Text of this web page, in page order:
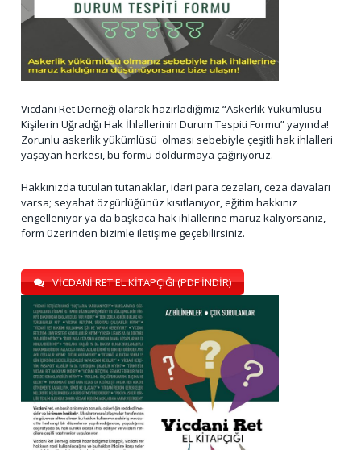
Vicdani Ret Derneği olarak hazırladığımız “Askerlik Yükümlüsü
Kişilerin Uğradığı Hak İhlallerinin Durum Tespiti Formu” yayında!
Zorunlu askerlik yükümlüsü olması sebebiyle çeşitli hak ihlalleri
yaşayan herkesi, bu formu doldurmaya çağırıyoruz.
Hakkınızda tutulan tutanaklar, idari para cezaları, ceza davaları
varsa; seyahat özgürlüğünüz kısıtlanıyor, eğitim hakkınız
engelleniyor ya da başkaca hak ihlallerine maruz kalıyorsanız,
form üzerinden bizimle iletişime geçebilirsiniz.
VİCDANİ RET EL KİTAPÇIĞI (PDF İNDİR)